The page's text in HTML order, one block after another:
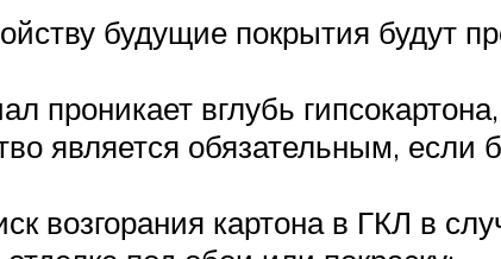
будущие покрытия будут
проникает вглубь
является обязательным, если
возгорания картона в ГКЛ в